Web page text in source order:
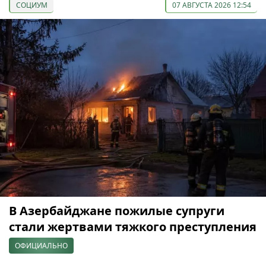
СОЦИУМ 07 АВГУСТА 2026 12:54
В Азербайджане пожилые супруги
стали жертвами тяжкого преступления
ОФИЦИАЛЬНО